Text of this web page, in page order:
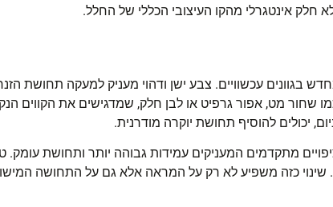
חלק אינטגרלי מהקו העיצובי הכללי של החלל.
בגוונים עכשוויים. צבע ישן ודהוי מעניק למעקה תחושת
כמו שחור מט, אפור גרפיט או לבן חלק, שמדגישים את הקווים
יכולים להוסיף תחושת יוקרה מודרנית.
מתקדמים המעניקים עמידות גבוהה יותר ותחושת עומק.
שינוי כזה משפיע לא רק על המראה אלא גם על התחושה